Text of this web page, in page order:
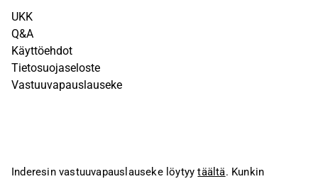
UKK
Q&A
Käyttöehdot
Tietosuojaseloste
Vastuuvapauslauseke
Inderesin vastuuvapauslauseke löytyytäältä. Kunkin